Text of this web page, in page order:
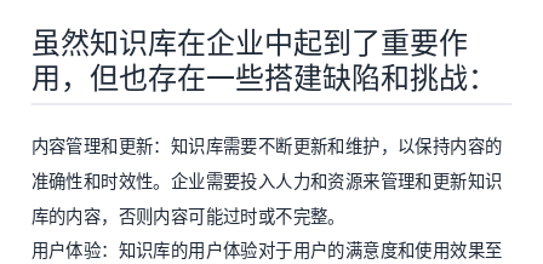
虽然知识库在企业中起到了重要作
用，但也存在一些搭建缺陷和挑战：
内容管理和更新：知识库需要不断更新和维护，以保持内容的
准确性和时效性。企业需要投入人力和资源来管理和更新知识
库的内容，否则内容可能过时或不完整。
用户体验：知识库的用户体验对于用户的满意度和使用效果至